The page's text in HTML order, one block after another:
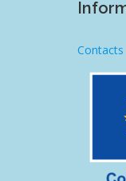
Contacts